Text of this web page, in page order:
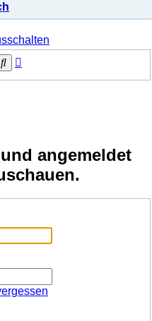
Suche
angemeldet